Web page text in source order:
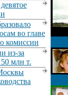
во главе
комиссии
из-за
млн т.